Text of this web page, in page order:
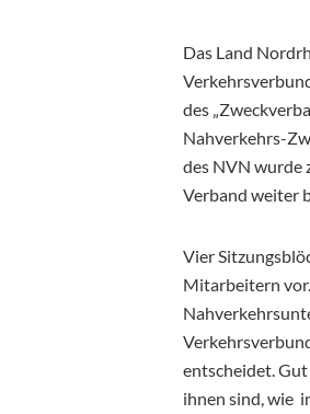
Das Land
des
Nahverkehrs-
des NVN wurde
Verband weiter
Vier
Mitarbeitern
entscheidet.
ihnen sind, wie